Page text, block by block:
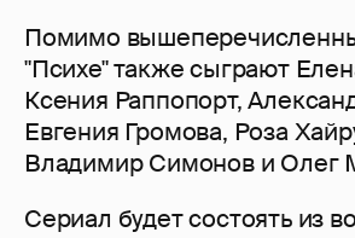
Помимо
"Психе" также сыграют
Ксения Раппопорт,
Евгения Громова, Роза
Владимир Симонов и Олег
Сериал будет состоять из